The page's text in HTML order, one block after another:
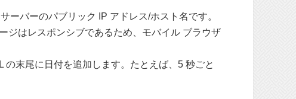
サーバーのパブリック IP アドレス/ホスト名です。
ジはレスポンシブであるため、モバイル ブラウザ
末尾に日付を追加します。たとえば、5 秒ごと